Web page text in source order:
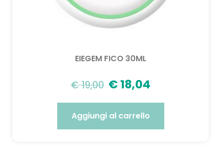
EIEGEM FICO 30ML
€19,00 €18,04
Aggiungi al carrello